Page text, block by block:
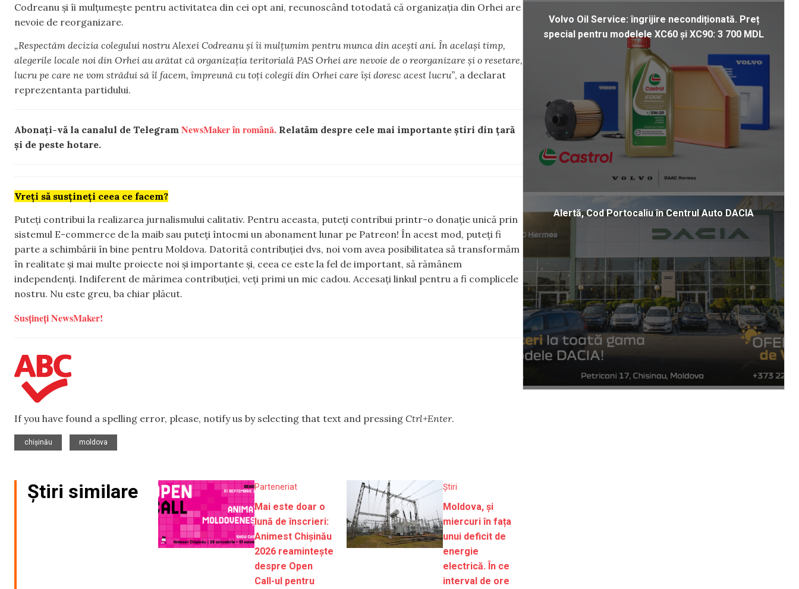
Codreanu și îi mulțumește pentru activitatea din cei opt ani, recunoscând totodată că organizația din Orhei are
nevoie de reorganizare.
„Respectăm decizia colegului nostru Alexei Codreanu și îi mulțumim pentru munca din acești ani. În același timp,
alegerile locale noi din Orhei au arătat că organizația teritorială PAS Orhei are nevoie de o reorganizare și o resetare,
lucru pe care ne vom strădui să îl facem, împreună cu toți colegii din Orhei care își doresc acest lucru”, a declarat
reprezentanta partidului.
Abonați-vă la canalul de Telegram NewsMaker în română. Relatăm despre cele mai importante știri din țară
și de peste hotare.
Vreți să susțineți ceea ce facem?
Puteți contribui la realizarea jurnalismului calitativ. Pentru aceasta, puteți contribui printr-o donație unică prin
sistemul E-commerce de la maib sau puteți întocmi un abonament lunar pe Patreon! În acest mod, puteți fi
parte a schimbării în bine pentru Moldova. Datorită contribuției dvs, noi vom avea posibilitatea să transformăm
în realitate și mai multe proiecte noi și importante și, ceea ce este la fel de important, să rămânem
independenți. Indiferent de mărimea contribuției, veți primi un mic cadou. Accesați linkul pentru a fi complicele
nostru. Nu este greu, ba chiar plăcut.
Susțineți NewsMaker!
If you have found a spelling error, please, notify us by selecting that text and pressing Ctrl+Enter.
chișinău
moldova
Știri similare Parteneriat
Mai este doar o
lună de înscrieri:
Animest Chișinău
2026 reamintește
despre Open
Call-ul pentru
Știri
Moldova, și
miercuri în fața
unui deficit de
energie
electrică. În ce
interval de ore
Volvo Oil Service: îngrijire necondiționată. Preț
special pentru modelele XC60 și XC90: 3 700 MDL
Alertă, Cod Portocaliu în Centrul Auto DACIA